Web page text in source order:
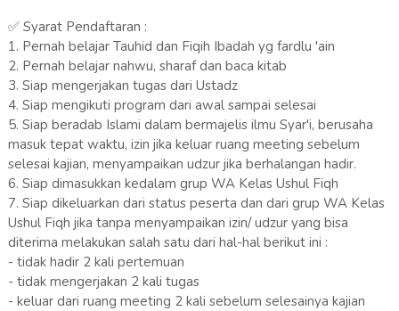
✅ Syarat Pendaftaran :
1. Pernah belajar Tauhid dan Fiqih Ibadah yg fardlu 'ain
2. Pernah belajar nahwu, sharaf dan baca kitab
3. Siap mengerjakan tugas dari Ustadz
4. Siap mengikuti program dari awal sampai selesai
5. Siap beradab Islami dalam bermajelis ilmu Syar'i, berusaha
masuk tepat waktu, izin jika keluar ruang meeting sebelum
selesai kajian, menyampaikan udzur jika berhalangan hadir.
6. Siap dimasukkan kedalam grup WA Kelas Ushul Fiqh
7. Siap dikeluarkan dari status peserta dan dari grup WA Kelas
Ushul Fiqh jika tanpa menyampaikan izin/ udzur yang bisa
diterima melakukan salah satu dari hal-hal berikut ini :
- tidak hadir 2 kali pertemuan
- tidak mengerjakan 2 kali tugas
- keluar dari ruang meeting 2 kali sebelum selesainya kajian